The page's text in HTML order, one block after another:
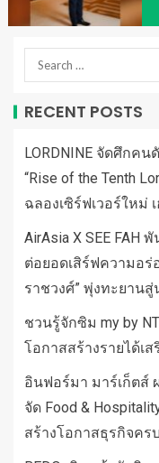
RECENT POSTS
LORDNINE จัดศึกค
“Rise of the Tenth
ฉลองเซิร์ฟเวอร์ใหม่
AirAsia X SEE FAH
ต่อยอดเสิร์ฟความอร่
ราชวงศ์” พุ่งทะยาน
ชวนรู้จักซิม my by
โอกาสสร้างรายได้เ
อินฟอร์มา มาร์เก็ตส์
จัด Food &
สร้างโอกาสธุรกิจคร